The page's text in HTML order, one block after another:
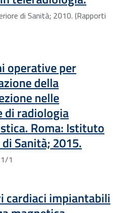
di Sanità; 2010. (Rapporti
operative per
della
nelle
di radiologia
Roma: Istituto
Sanità; 2015.
una nuova finestra
1
cardiaci impiantabili
una nuova finestra